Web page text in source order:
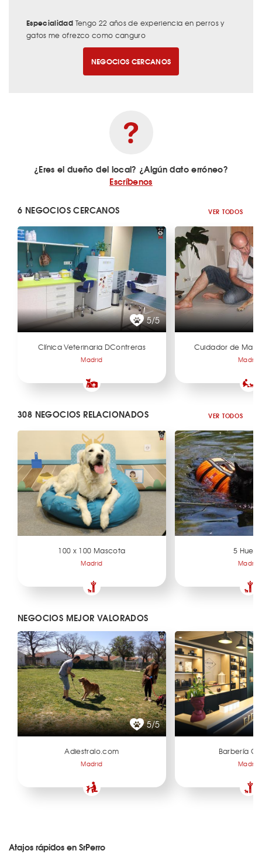
Especialidad Tengo 22 años de experiencia en perros y
gatos me ofrezco como canguro
NEGOCIOS CERCANOS
¿Eres el dueño del local? ¿Algún dato erróneo?
Escríbenos
6 NEGOCIOS CERCANOS VER TODOS
5/5
Clínica Veterinaria DContreras
Madrid
Cuidador de
Madrid
308 NEGOCIOS RELACIONADOS VER TODOS
100 x 100 Mascota
Madrid
5
Madrid
NEGOCIOS MEJOR VALORADOS
5/5
Adiestralo.com
Madrid
Barbería
Madrid
Atajos rápidos en SrPerro